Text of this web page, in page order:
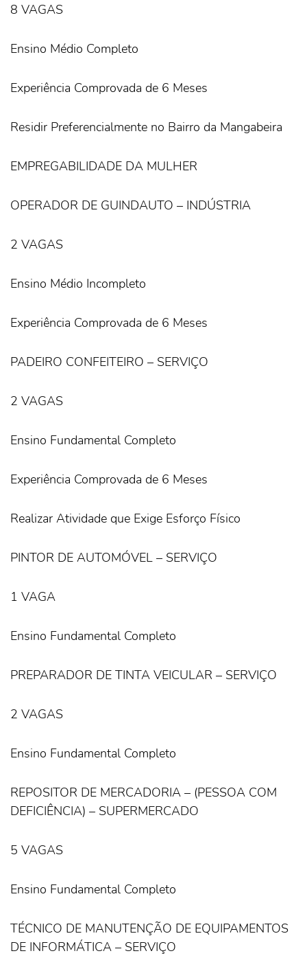
8 VAGAS
Ensino Médio Completo
Experiência Comprovada de 6 Meses
Residir Preferencialmente no Bairro da Mangabeira
EMPREGABILIDADE DA MULHER
OPERADOR DE GUINDAUTO – INDÚSTRIA
2 VAGAS
Ensino Médio Incompleto
Experiência Comprovada de 6 Meses
PADEIRO CONFEITEIRO – SERVIÇO
2 VAGAS
Ensino Fundamental Completo
Experiência Comprovada de 6 Meses
Realizar Atividade que Exige Esforço Físico
PINTOR DE AUTOMÓVEL – SERVIÇO
1 VAGA
Ensino Fundamental Completo
PREPARADOR DE TINTA VEICULAR – SERVIÇO
2 VAGAS
Ensino Fundamental Completo
REPOSITOR DE MERCADORIA – (PESSOA COM
DEFICIÊNCIA) – SUPERMERCADO
5 VAGAS
Ensino Fundamental Completo
TÉCNICO DE MANUTENÇÃO DE EQUIPAMENTOS
DE INFORMÁTICA – SERVIÇO